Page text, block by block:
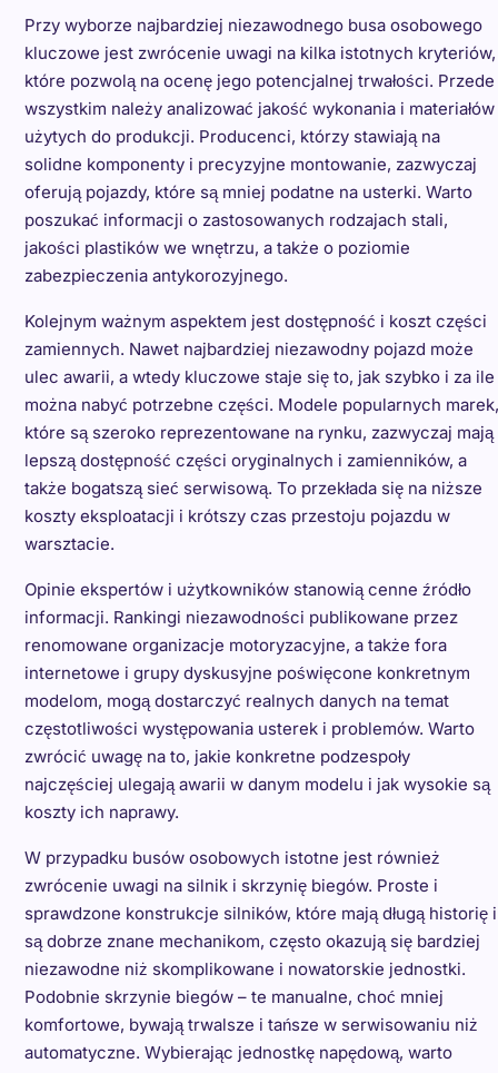
Przy wyborze najbardziej niezawodnego busa osobowego
kluczowe jest zwrócenie uwagi na kilka istotnych kryteriów,
które pozwolą na ocenę jego potencjalnej trwałości. Przede
wszystkim należy analizować jakość wykonania i materiałów
użytych do produkcji. Producenci, którzy stawiają na
solidne komponenty i precyzyjne montowanie, zazwyczaj
oferują pojazdy, które są mniej podatne na usterki. Warto
poszukać informacji o zastosowanych rodzajach stali,
jakości plastików we wnętrzu, a także o poziomie
zabezpieczenia antykorozyjnego.
Kolejnym ważnym aspektem jest dostępność i koszt części
zamiennych. Nawet najbardziej niezawodny pojazd może
ulec awarii, a wtedy kluczowe staje się to, jak szybko i za ile
można nabyć potrzebne części. Modele popularnych marek,
które są szeroko reprezentowane na rynku, zazwyczaj mają
lepszą dostępność części oryginalnych i zamienników, a
także bogatszą sieć serwisową. To przekłada się na niższe
koszty eksploatacji i krótszy czas przestoju pojazdu w
warsztacie.
Opinie ekspertów i użytkowników stanowią cenne źródło
informacji. Rankingi niezawodności publikowane przez
renomowane organizacje motoryzacyjne, a także fora
internetowe i grupy dyskusyjne poświęcone konkretnym
modelom, mogą dostarczyć realnych danych na temat
częstotliwości występowania usterek i problemów. Warto
zwrócić uwagę na to, jakie konkretne podzespoły
najczęściej ulegają awarii w danym modelu i jak wysokie są
koszty ich naprawy.
W przypadku busów osobowych istotne jest również
zwrócenie uwagi na silnik i skrzynię biegów. Proste i
sprawdzone konstrukcje silników, które mają długą historię i
są dobrze znane mechanikom, często okazują się bardziej
niezawodne niż skomplikowane i nowatorskie jednostki.
Podobnie skrzynie biegów – te manualne, choć mniej
komfortowe, bywają trwalsze i tańsze w serwisowaniu niż
automatyczne. Wybierając jednostkę napędową, warto